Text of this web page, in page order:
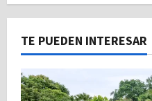
TE PUEDEN INTERESAR